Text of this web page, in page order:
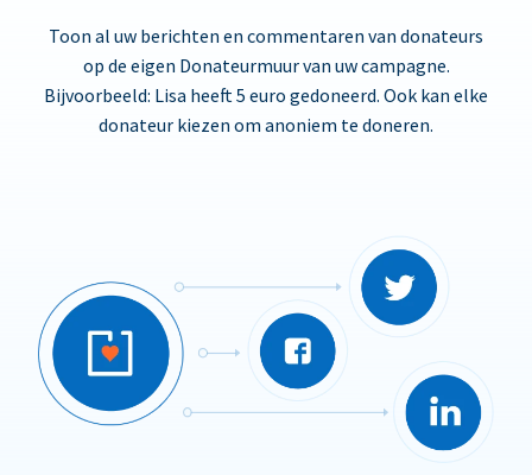
Toon al uw berichten en commentaren van donateurs
op de eigen Donateurmuur van uw campagne.
Bijvoorbeeld: Lisa heeft 5 euro gedoneerd. Ook kan elke
donateur kiezen om anoniem te doneren.